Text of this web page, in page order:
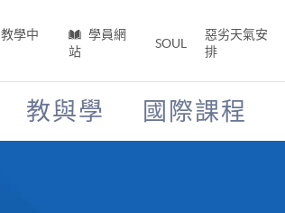
教學中
學員網
站
SOUL
惡劣天氣安
排
教與學 國際課程